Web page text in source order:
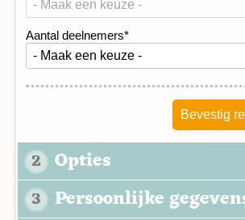
Aantal deelnemers*
Bevestig
2 Opties
3 Persoonlijke